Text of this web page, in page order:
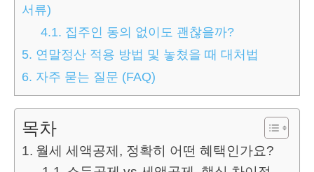
서류)
4.1. 집주인 동의 없이도 괜찮을까?
5. 연말정산 적용 방법 및 놓쳤을 때 대처법
6. 자주 묻는 질문 (FAQ)
목차
월세 세액공제, 정확히 어떤 혜택인가요?